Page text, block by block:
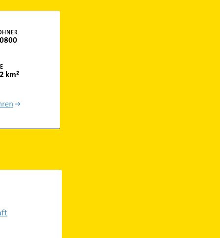
km²